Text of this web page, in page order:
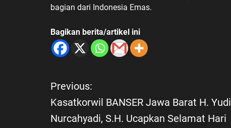
bagian dari Indonesia Emas.
Bagikan berita/artikel ini
N
a
Previous:
Kasatkorwil BANSER Jawa Barat H. Yudi
Nurcahyadi, S.H. Ucapkan Selamat Hari